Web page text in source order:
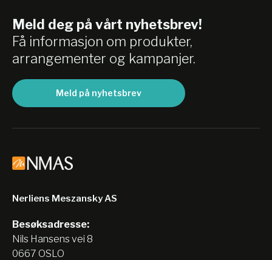
Meld deg på vårt nyhetsbrev!
Få informasjon om produkter,
arrangementer og kampanjer.
Meld på nyhetsbrev
Nerliens Meszansky AS
Besøksadresse:
Nils Hansens vei 8
0667 OSLO